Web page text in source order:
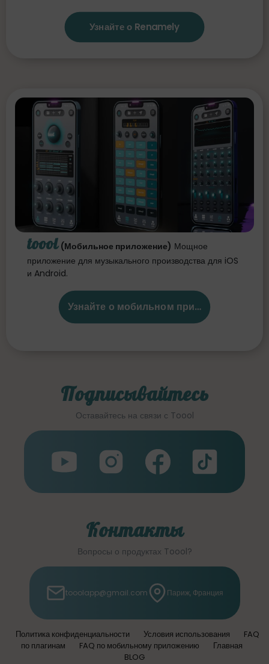
Узнайте о Renamely
toool (Мобильное приложение) Мощное
приложение для музыкального производства для iOS
и Android.
Узнайте о мобильном приложении
Подписывайтесь
Оставайтесь на связи с Toool
Контакты
Вопросы о продуктах Toool?
tooolapp@gmail.com Париж, Франция
Политика конфиденциальности Условия использования
FAQ
по плагинам
FAQ по мобильному приложению
Главная
BLOG